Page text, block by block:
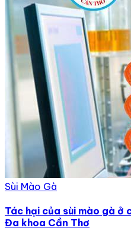
Sùi Mào Gà
Tác hại của sùi mào gà ở
Đa khoa Cần Thơ